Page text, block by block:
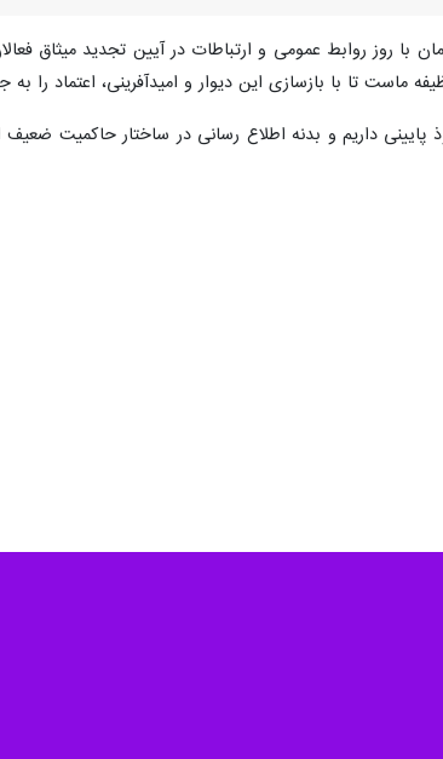
با روز روابط عمومی و ارتباطات در آیین تجدید میثاق
تا با بازسازی این دیوار و امیدآفرینی، اعتماد را به
پایینی داریم و بدنه اطلاع رسانی در ساختار حاکمیت